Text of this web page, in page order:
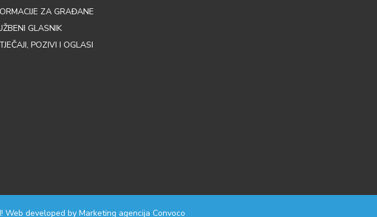
ZA GRAĐANE
GLASNIK
POZIVI I OGLASI
Web developed by Marketing agencija Convoco